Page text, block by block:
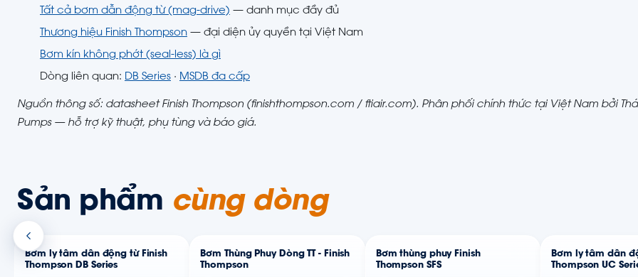
Tất cả bơm dẫn động từ (mag-drive) — danh mục đầy đủ
Thương hiệu Finish Thompson — đại diện ủy quyền tại Việt Nam
Bơm kín không phớt (seal-less) là gì
Dòng liên quan: DB Series · MSDB đa cấp
Nguồn thông số: datasheet Finish Thompson (finishthompson.com / ftiair.com). Phân phối chính thức tại Việt Nam bởi
Pumps — hỗ trợ kỹ thuật, phụ tùng và báo giá.
Sản phẩm cùng dòng
Bơm ly tâm dẫn động từ Finish
Thompson DB Series
Bơm Thùng Phuy Dòng TT - Finish
Thompson
Bơm thùng phuy Finish
Thompson SFS
Bơm ly tâm dẫn
Thompson UC